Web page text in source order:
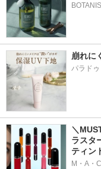
崩れに
パラドゥ
＼
ラスタ
ティン
M・A・C